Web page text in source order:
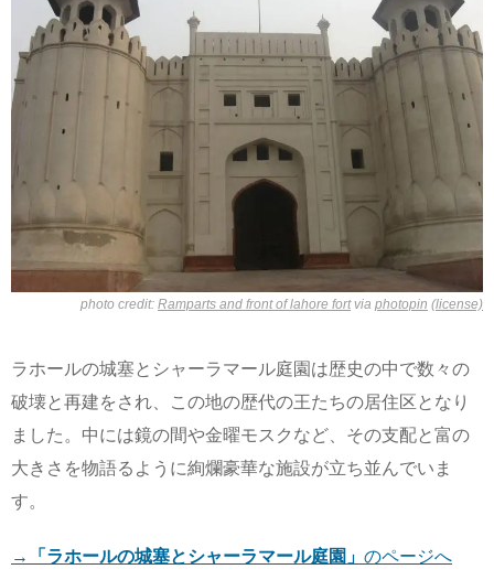
photo credit: Ramparts and front of lahore fortvia photopin (license)
ラホールの城塞とシャーラマール庭園は歴史の中で数々の
破壊と再建をされ、この地の歴代の王たちの居住区となり
ました。中には鏡の間や金曜モスクなど、その支配と富の
大きさを物語るように絢爛豪華な施設が立ち並んでいま
す。
→ 「ラホールの城塞とシャーラマール庭園」 のページへ